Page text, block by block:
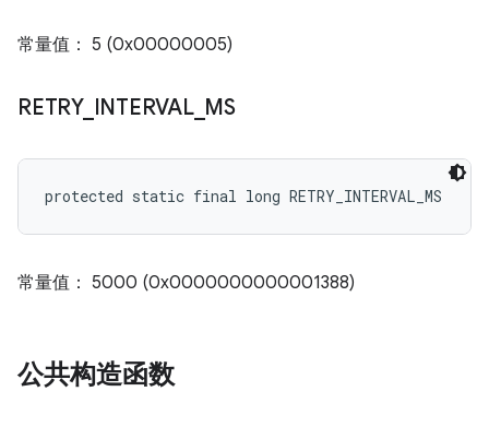
常量值： 5 (0x00000005)
RETRY_ INTERVAL_ MS
protected static final long RETRY_INTERVAL_MS
常量值： 5000 (0x0000000000001388)
公共构造函数